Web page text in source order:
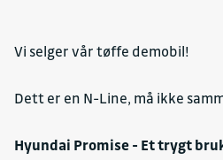
Parkeringssensorer: foran
Regnsensorer
Vi selger vår tøffe demobil!
Dett er en N-Line, må ikke
Hyundai Promise - Et trygt